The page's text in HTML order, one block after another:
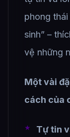
phong
sinh” –
vệ những
Một vài
cách của
Tự tin